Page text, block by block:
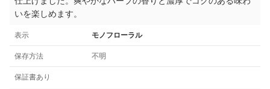
いを楽しめます。
表示 モノフローラル
保存方法 不明
保証書あり